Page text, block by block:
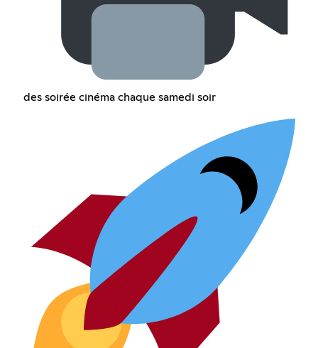
des soirée cinéma chaque samedi soir